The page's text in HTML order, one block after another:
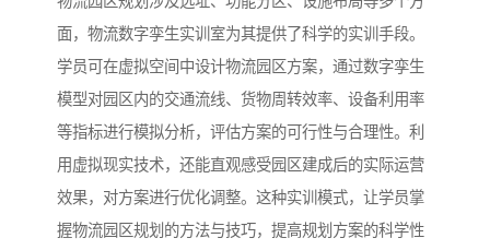
面，物流数字孪生实训室为其提供了科学的实训手段。
学员可在虚拟空间中设计物流园区方案，通过数字孪生
模型对园区内的交通流线、货物周转效率、设备利用率
等指标进行模拟分析，评估方案的可行性与合理性。利
用虚拟现实技术，还能直观感受园区建成后的实际运营
效果，对方案进行优化调整。这种实训模式，让学员掌
握物流园区规划的方法与技巧，提高规划方案的科学性